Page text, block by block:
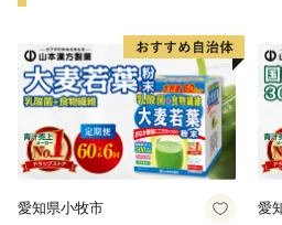
さらに豊かな自然環境と都市部
力ある食文化などにより、近年
高まっています。
愛知県小牧市 愛